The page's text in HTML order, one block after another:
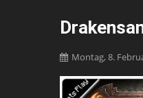
Montag, 8.